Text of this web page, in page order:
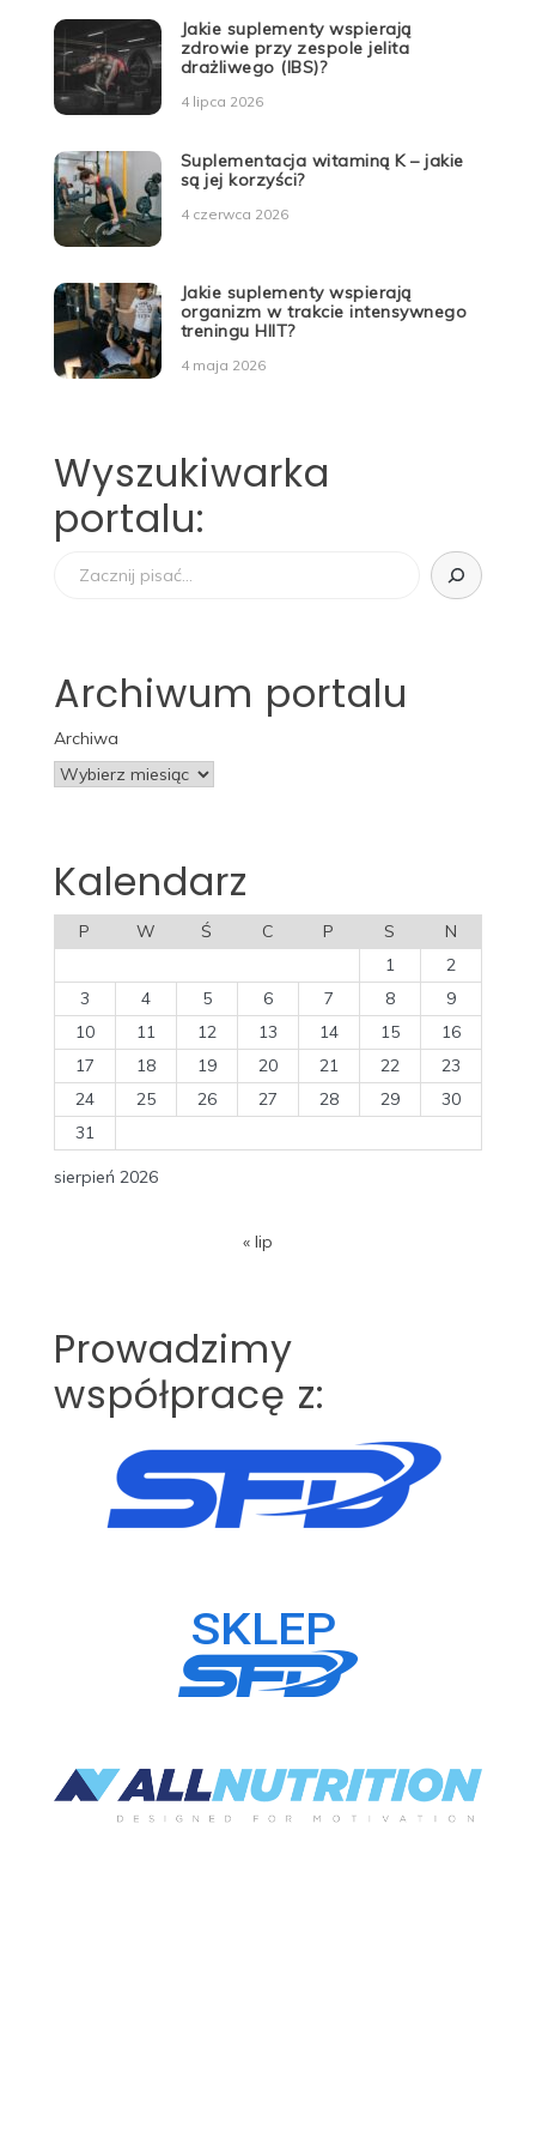
Jakie suplementy wspierają
zdrowie przy zespole jelita
drażliwego (IBS)?
4 lipca 2026
Suplementacja witaminą K – jakie
są jej korzyści?
4 czerwca 2026
Jakie suplementy wspierają
organizm w trakcie intensywnego
treningu HIIT?
4 maja 2026
Wyszukiwarka
portalu:
Archiwum portalu
Archiwa
Kalendarz
sierpień 2026
P W Ś C P S
N
1
2
3
4 5 6 7 8
9
10
11 12 13 14 15
16
17
18 19 20 21 22
23
24
25 26 27 28 29
30
31
« lip
Prowadzimy
współpracę z: